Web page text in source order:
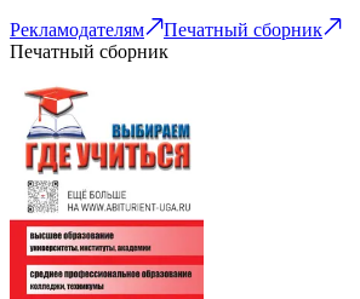
Рекламодателям
Печатный сборник
Печатный сборник